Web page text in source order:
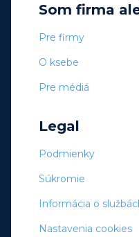
Som firma
Pre firmy
O ksebe
Pre médiá
Legal
Podmienky
Súkromie
Informácia o
Nastavenia cookies